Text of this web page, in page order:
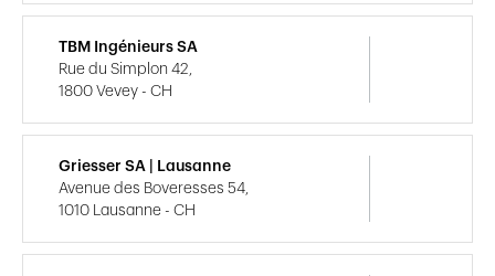
TBM Ingénieurs SA
Rue du Simplon 42,
1800 Vevey - CH
Griesser SA | Lausanne
Avenue des Boveresses 54,
1010 Lausanne - CH